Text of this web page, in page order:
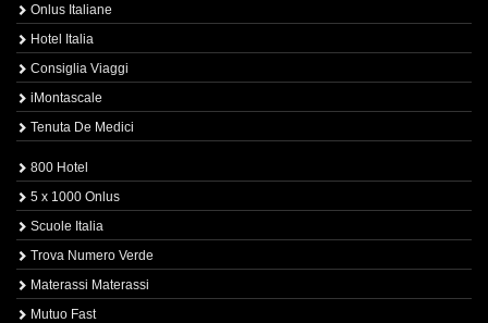
Onlus Italiane
Hotel Italia
Consiglia Viaggi
iMontascale
Tenuta De Medici
800 Hotel
5 x 1000 Onlus
Scuole Italia
Trova Numero Verde
Materassi Materassi
Mutuo Fast